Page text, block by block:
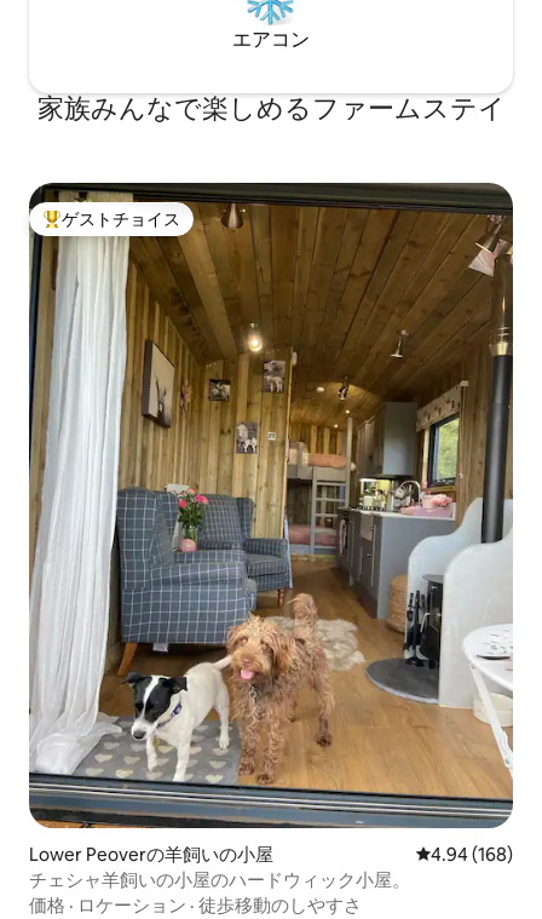
エアコン
家族みんなで楽しめるファームステイ
大好評のゲストチョイスです。
ゲストチョイス
Lower Peoverの羊飼いの小屋 レビュー168
4.94 (168)
チェシャ羊飼いの小屋のハードウィック小屋。
価格 · ロケーション · 徒歩移動のしやすさ